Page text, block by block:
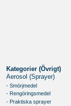
Kategorier (Övrigt)
Aerosol (Sprayer)
- Smörjmedel
- Rengöringsmedel
- Praktiska sprayer